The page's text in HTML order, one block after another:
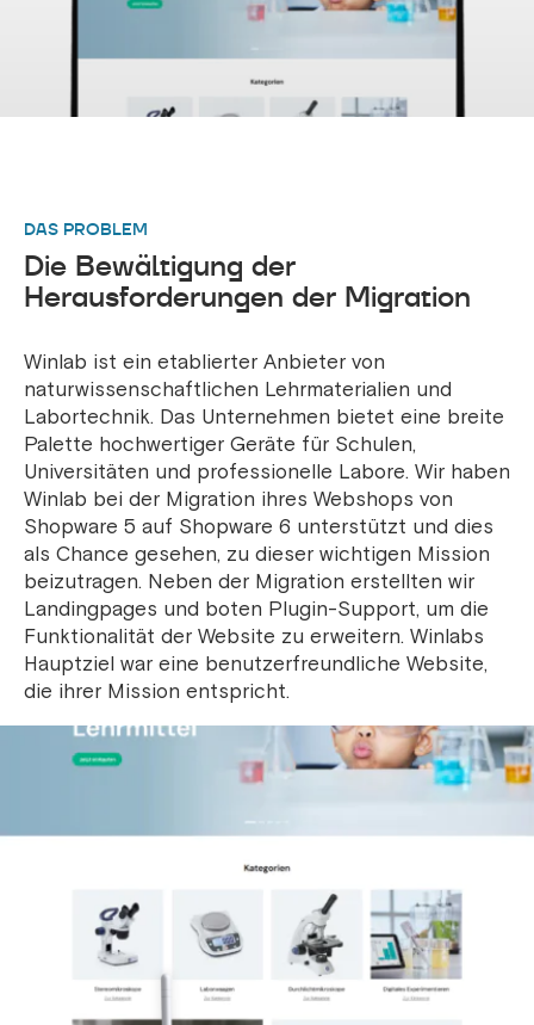
DAS PROBLEM
Die Bewältigung der
Herausforderungen der Migration
Winlab ist ein etablierter Anbieter von
naturwissenschaftlichen Lehrmaterialien und
Labortechnik. Das Unternehmen bietet eine breite
Palette hochwertiger Geräte für Schulen,
Universitäten und professionelle Labore. Wir haben
Winlab bei der Migration ihres Webshops von
Shopware 5 auf Shopware 6 unterstützt und dies
als Chance gesehen, zu dieser wichtigen Mission
beizutragen. Neben der Migration erstellten wir
Landingpages und boten Plugin-Support, um die
Funktionalität der Website zu erweitern. Winlabs
Hauptziel war eine benutzerfreundliche Website,
die ihrer Mission entspricht.